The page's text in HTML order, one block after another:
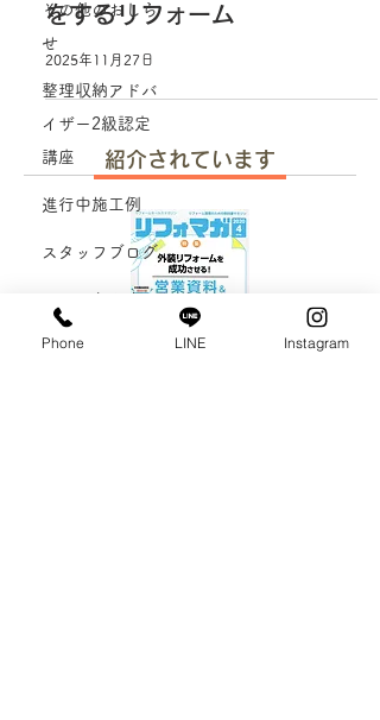
その他のおしら
せ
整理収納アドバ
イザー2級認定
講座
進行中施工例
スタッフブログ
フォーム
をするリフォーム
2025年11月27日
紹介されています
Phone LINE Instagram